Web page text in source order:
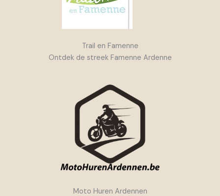
Trail en Famenne
Ontdek de streek Famenne Ardenne
Moto Huren Ardennen